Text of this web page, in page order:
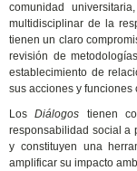
comunidad
multidisciplinar de la
tienen un claro
revisión de
establecimiento de
sus acciones y
LosDiálogos tienen
responsabilidad social a
y constituyen una
amplificar su impacto